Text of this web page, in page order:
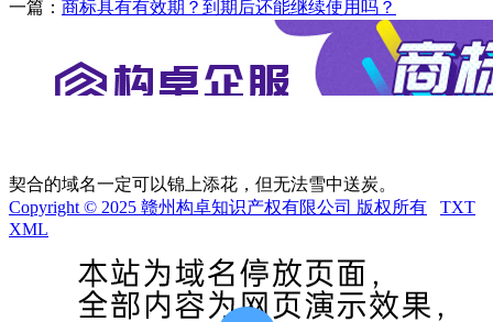
一篇： 商标具有有效期？到期后还能继续使用吗？
契合的域名一定可以锦上添花，但无法雪中送炭。
Copyright © 2025 赣州构卓知识产权有限公司 版权所有
TXT
XML